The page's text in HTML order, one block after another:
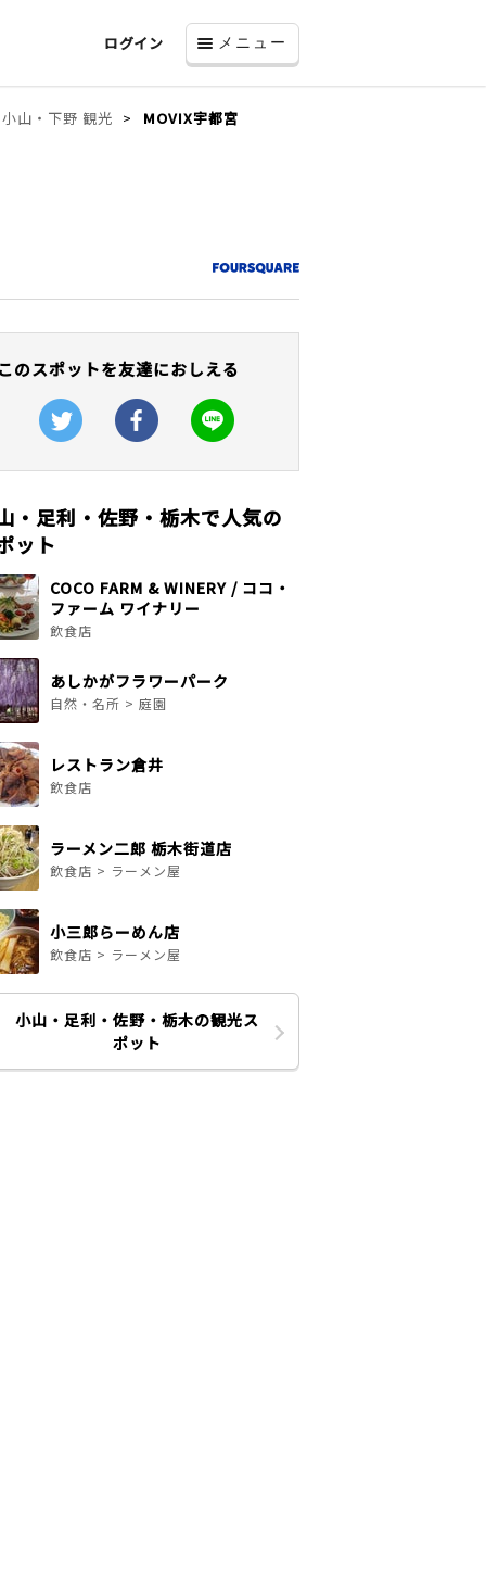
ログイン メニュー
小山・下野 観光 MOVIX宇都宮
のスポットを友達におしえる
・足利・佐野・栃木で人気の
ット
COCO FARM & WINERY / ココ・
ファーム ワイナリー
飲食店
あしかがフラワーパーク
自然・名所 > 庭園
レストラン倉井
飲食店
ラーメン二郎 栃木街道店
飲食店 > ラーメン屋
小三郎らーめん店
飲食店 > ラーメン屋
小山・足利・佐野・栃木の観光ス
ポット